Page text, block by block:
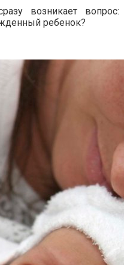
возникает вопрос:
ребенок?